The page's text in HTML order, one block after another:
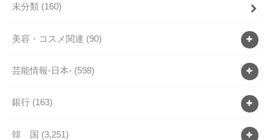
未分類 (160)
美容・コスメ関連 (90)
芸能情報-日本- (598)
銀行 (163)
韓 国 (3,251)